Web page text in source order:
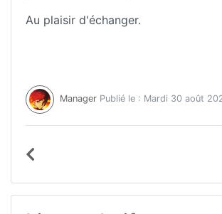
Au plaisir d'échanger.
Manager Publié le : Mardi 30 août